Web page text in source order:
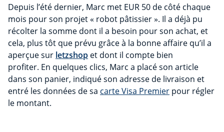
Depuis l’été dernier, Marc met EUR 50 de côté chaque
mois pour son projet « robot pâtissier ». Il a déjà pu
récolter la somme dont il a besoin pour son achat, et
cela, plus tôt que prévu grâce à la bonne affaire qu’il a
aperçue sur letzshop et dont il compte bien
profiter. En quelques clics, Marc a placé son article
dans son panier, indiqué son adresse de livraison et
entré les données de sa carte Visa Premier pour régler
le montant.